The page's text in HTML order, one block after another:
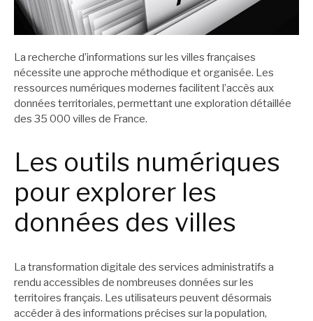
La recherche d’informations sur les villes françaises
nécessite une approche méthodique et organisée. Les
ressources numériques modernes facilitent l’accès aux
données territoriales, permettant une exploration détaillée
des 35 000 villes de France.
Les outils numériques
pour explorer les
données des villes
La transformation digitale des services administratifs a
rendu accessibles de nombreuses données sur les
territoires français. Les utilisateurs peuvent désormais
accéder à des informations précises sur la population,